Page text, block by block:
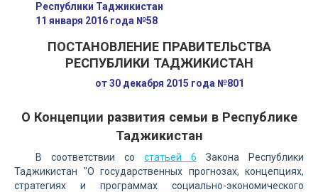
Республики Таджикистан
11 января 2016 года №58
ПОСТАНОВЛЕНИЕ ПРАВИТЕЛЬСТВА
РЕСПУБЛИКИ ТАДЖИКИСТАН
от 30 декабря 2015 года №801
О Концепции развития семьи в Республике
Таджикистан
В соответствии со статьей 6 Закона Республики
Таджикистан "О государственных прогнозах, концепциях,
стратегиях и программах социально-экономического